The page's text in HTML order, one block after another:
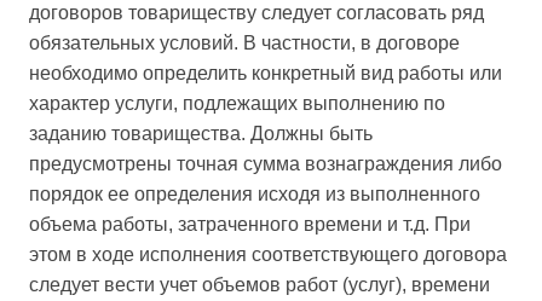
договоров товариществу следует согласовать ряд
обязательных условий. В частности, в договоре
необходимо определить конкретный вид работы или
характер услуги, подлежащих выполнению по
заданию товарищества. Должны быть
предусмотрены точная сумма вознаграждения либо
порядок ее определения исходя из выполненного
объема работы, затраченного времени и т.д. При
этом в ходе исполнения соответствующего договора
следует вести учет объемов работ (услуг), времени